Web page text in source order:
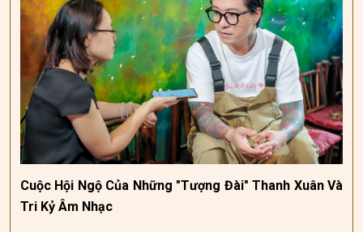
Cuộc Hội Ngộ Của Những "Tượng Đài" Thanh Xuân Và
Tri Kỷ Âm Nhạc